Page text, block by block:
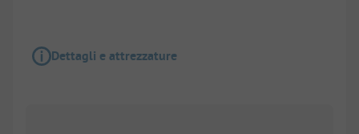
Dettagli e attrezzature